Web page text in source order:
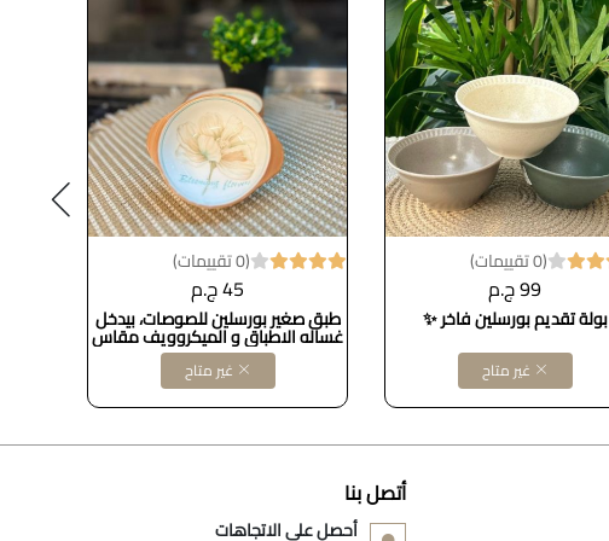
(0 تقييمات)
99 ج.م
بولة تقديم بورسلين فاخر ✨
غير متاح
(0 تقييمات)
45 ج.م
طبق صغير بورسلين للصوصات، بيدخل
غساله الاطباق و الميكروويف مقاس
10سمغير متاح
أتصل بنا
أحصل على الاتجاهات